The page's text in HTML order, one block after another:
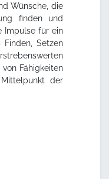
Wünsche, die
finden und
Impulse für ein
Setzen
Fähigkeiten
der